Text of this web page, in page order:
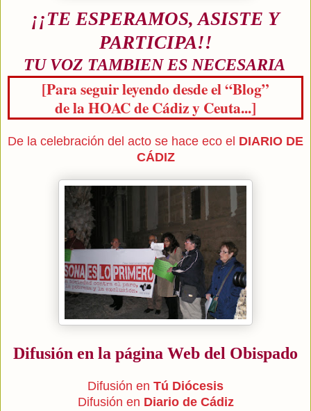
¡¡TE ESPERAMOS, ASISTE Y
PARTICIPA!!
TU VOZ TAMBIEN ES NECESARIA
[Para seguir leyendo desde el “Blog”
de la HOAC de Cádiz y Ceuta...]
De la celebración del acto se hace eco el DIARIO DE
CÁDIZ
Difusión en la página Web del Obispado
Difusión en Tú Diócesis
Difusión en Diario de Cádiz